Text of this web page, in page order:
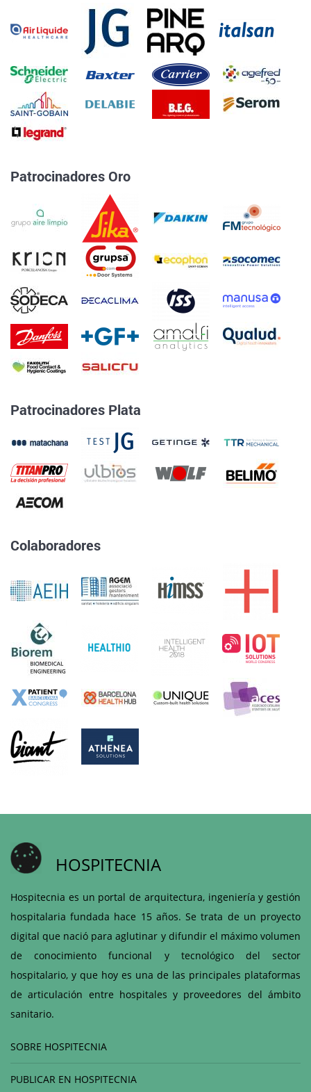
Patrocinadores Oro
Patrocinadores Plata
Colaboradores
HOSPITECNIA
Hospitecnia es un portal de arquitectura, ingeniería y gestión
hospitalaria fundada hace 15 años. Se trata de un proyecto
digital que nació para aglutinar y difundir el máximo volumen
de conocimiento funcional y tecnológico del sector
hospitalario, y que hoy es una de las principales plataformas
de articulación entre hospitales y proveedores del ámbito
sanitario.
SOBRE HOSPITECNIA
PUBLICAR EN HOSPITECNIA